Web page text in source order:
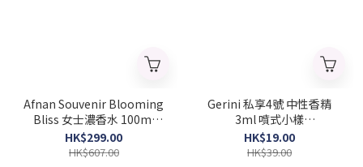
Afnan Souvenir Blooming
Bliss 女士濃香水 100ml
(Barcode: 6290171074786)
HK$299.00
HK$607.00
Gerini 私享4號 中性香精
3ml 噴式小樣
(Barcode:3003018521496)
HK$19.00
HK$39.00